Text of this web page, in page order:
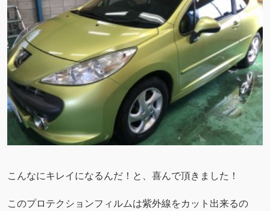
こんなにキレイになるんだ！と、喜んで頂きました！
このプロテクションフィルムは紫外線をカット出来るの